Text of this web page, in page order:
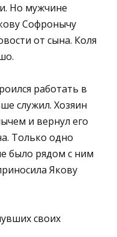
Но мужчине
Софронычу
от сына. Коля
работать в
служил. Хозяин
и вернул его
Только одно
было рядом с ним
Якову
своих